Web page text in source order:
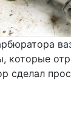
которые
сделал